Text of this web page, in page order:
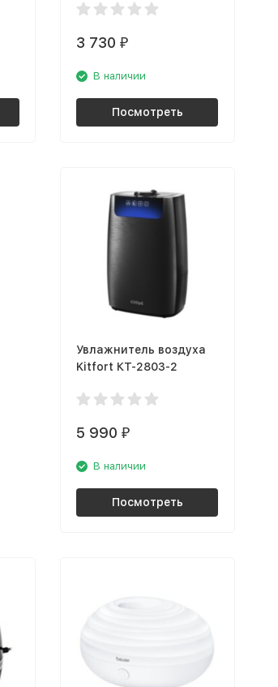
3 730₽
В наличии
Посмотреть
Увлажнитель воздуха
Kitfort КТ-2803-2
5 990₽
В наличии
Посмотреть